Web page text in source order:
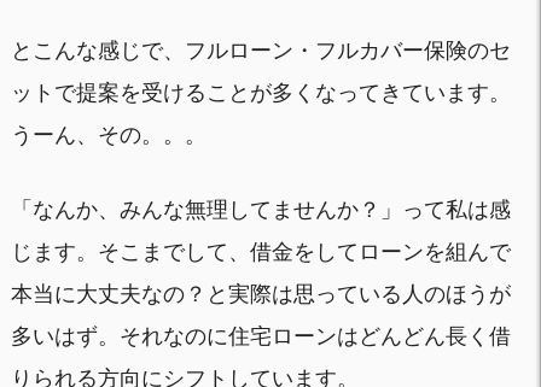
とこんな感じで、フルローン・フルカバー保険のセ
ットで提案を受けることが多くなってきています。
うーん、その。。。
「なんか、みんな無理してませんか？」って私は感
じます。そこまでして、借金をしてローンを組んで
本当に大丈夫なの？と実際は思っている人のほうが
多いはず。それなのに住宅ローンはどんどん長く借
りられる方向にシフトしています。